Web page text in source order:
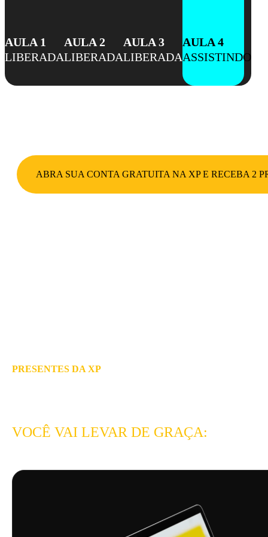
AULA 1
LIBERADA
AULA 2
LIBERADA
AULA 3
LIBERADA
AULA 4
ASSISTINDO
ABRA SUA CONTA GRATUITA NA XP E RECEBA 2
PRESENTES DA XP
VOCÊ VAI LEVAR DE GRAÇA: